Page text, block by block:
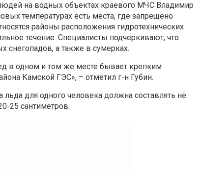
на водных объектах краевого МЧС Владимир
температурах есть места, где запрещено
районы расположения гидротехнических
течение. Специалисты подчеркивают, что
снегопадов, а также в сумерках.
в одном и том же месте бывает крепким
Камской ГЭС», – отметил г-н Губин.
для одного человека должна составлять не
25 сантиметров.